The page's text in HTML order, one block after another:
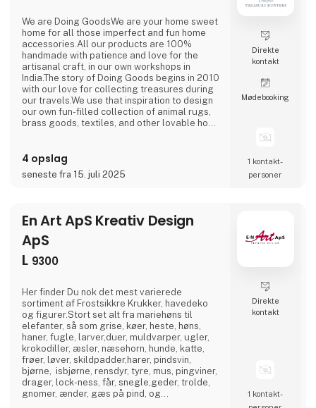
We are Doing GoodsWe are your home sweet
home for all those imperfect and fun home
accessories.All our products are 100%
handmade with patience and love for the
artisanal craft, in our own workshops in
India.The story of Doing Goods begins in 2010
with our love for collecting treasures during
our travels.We use that inspiration to design
our own fun-filled collection of animal rugs,
brass goods, textiles, and other lovable home
and far.As we grow this simple mission
remains at the heart of all we do.We make
good on the promise to offer the team of
4 opslag
seneste fra 15. juli 2025
Direkte
kontakt
Møde­booking
1 kontakt­
personer
En Art ApS Kreativ Design
ApS
L 9300
Her finder Du nok det mest varierede
sortiment af Frostsikkre Krukker, havedeko
og figurer.Stort set alt fra mariehøns til
elefanter, så som grise, køer, heste, høns,
haner, fugle, larver,duer, muldvarper, ugler,
krokodiller, æsler, næsehorn, hunde, katte,
frøer, løver, skildpadder,harer, pindsvin,
bjørne, isbjørne, rensdyr, tyre, mus, pingviner,
drager, lock-ness, får, snegle,geder, trolde,
gnomer, ænder, gæs på pind, og
Direkte
kontakt
1 kontakt­